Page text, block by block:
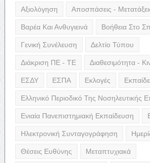
Αξιολόγηση Αποσπάσεις -
Βαρέα Και Ανθυγιεινά Βοήθεια Στο
Γενική Συνέλευση Δελτίο Τύπου
Διάκριση ΠΕ - ΤΕ Διαθεσιμότητα -
ΕΣΔΥ ΕΣΠΑ Εκλογές
Ελληνικό Περιοδικό Της Νοσηλευτικής
Ενιαία Πανεπιστημιακή Εκπαίδευση
Ηλεκτρονική Συνταγογράφηση
Θέσεις Ευθύνης Μεταπτυχιακά